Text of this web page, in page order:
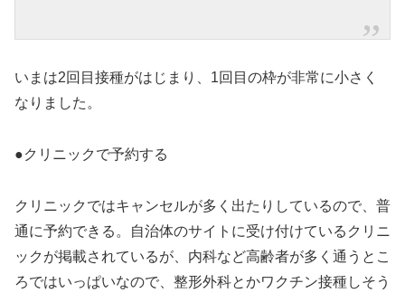
いまは2回目接種がはじまり、1回目の枠が非常に小さく
なりました。
●クリニックで予約する
クリニックではキャンセルが多く出たりしているので、普
通に予約できる。自治体のサイトに受け付けているクリニ
ックが掲載されているが、内科など高齢者が多く通うとこ
ろではいっぱいなので、整形外科とかワクチン接種しそう